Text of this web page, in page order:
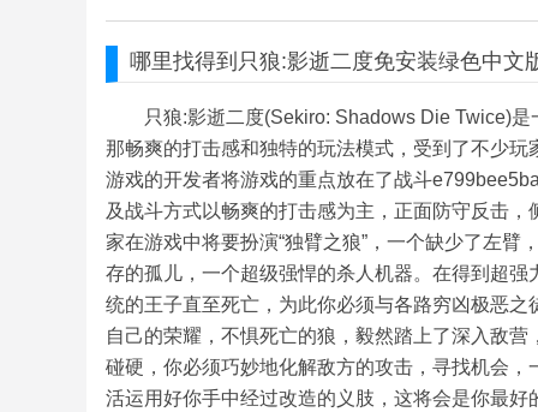
哪里找得到 只狼:影逝二度免安装绿色中文
只狼:影逝二度(Sekiro: Shadows Die Twice)
那畅爽的打击感和独特的玩法模式，受到了不少
游戏的开发者将游戏的重点放在了战斗
及战斗方式以畅爽的打击感为主，正面防守反击
家在游戏中将要扮演“独臂之狼”，一个缺少了左
存的孤儿，一个超级强悍的杀人机器。在得到超
统的王子直至死亡，为此你必须与各路穷凶极恶
自己的荣耀，不惧死亡的狼，毅然踏上了深入敌
碰硬，你必须巧妙地化解敌方的攻击，寻找机会
活运用好你手中经过改造的义肢，这将会是你最